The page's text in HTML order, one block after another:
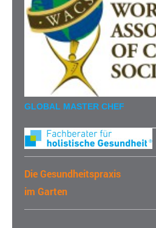
GLOBAL MASTER CHEF
Die Gesundheitspraxis
im Garten